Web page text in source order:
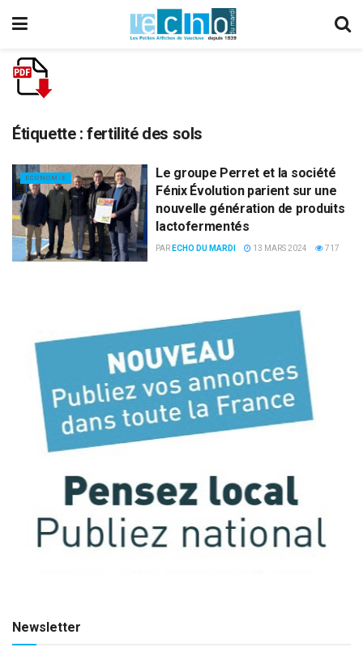
Étiquette :fertilité des sols
ECONOMIE
Le groupe Perret et la société
Fénix Évolution parient sur une
nouvelle génération de produits
lactofermentés
PAR ECHO DU MARDI 13 MARS 2024 717
Newsletter